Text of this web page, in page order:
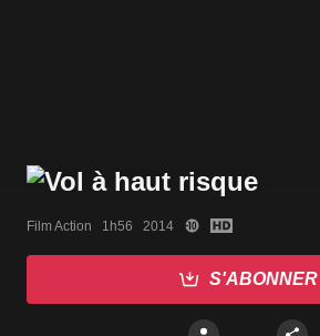
Film Action   1h56   2014
S'ABONNER